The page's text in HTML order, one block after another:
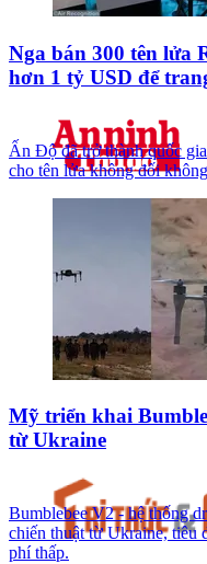
Nga bán 300 tên lửa
hơn 1 tỷ USD để
Ấn Độ đã trở thành quốc
cho tên lửa không đối
Mỹ triển khai
từ Ukraine
Bumblebee V2 - hệ thống
chiến thuật từ Ukraine, tiêu
phí thấp.